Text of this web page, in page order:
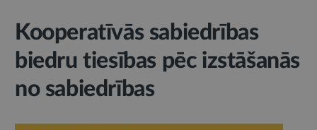
Kooperatīvās sabiedrības
biedru tiesības pēc izstāšanās
no sabiedrības